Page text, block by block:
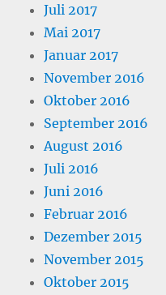
Juli 2017
Mai 2017
Januar 2017
November 2016
Oktober 2016
September 2016
August 2016
Juli 2016
Juni 2016
Februar 2016
Dezember 2015
November 2015
Oktober 2015